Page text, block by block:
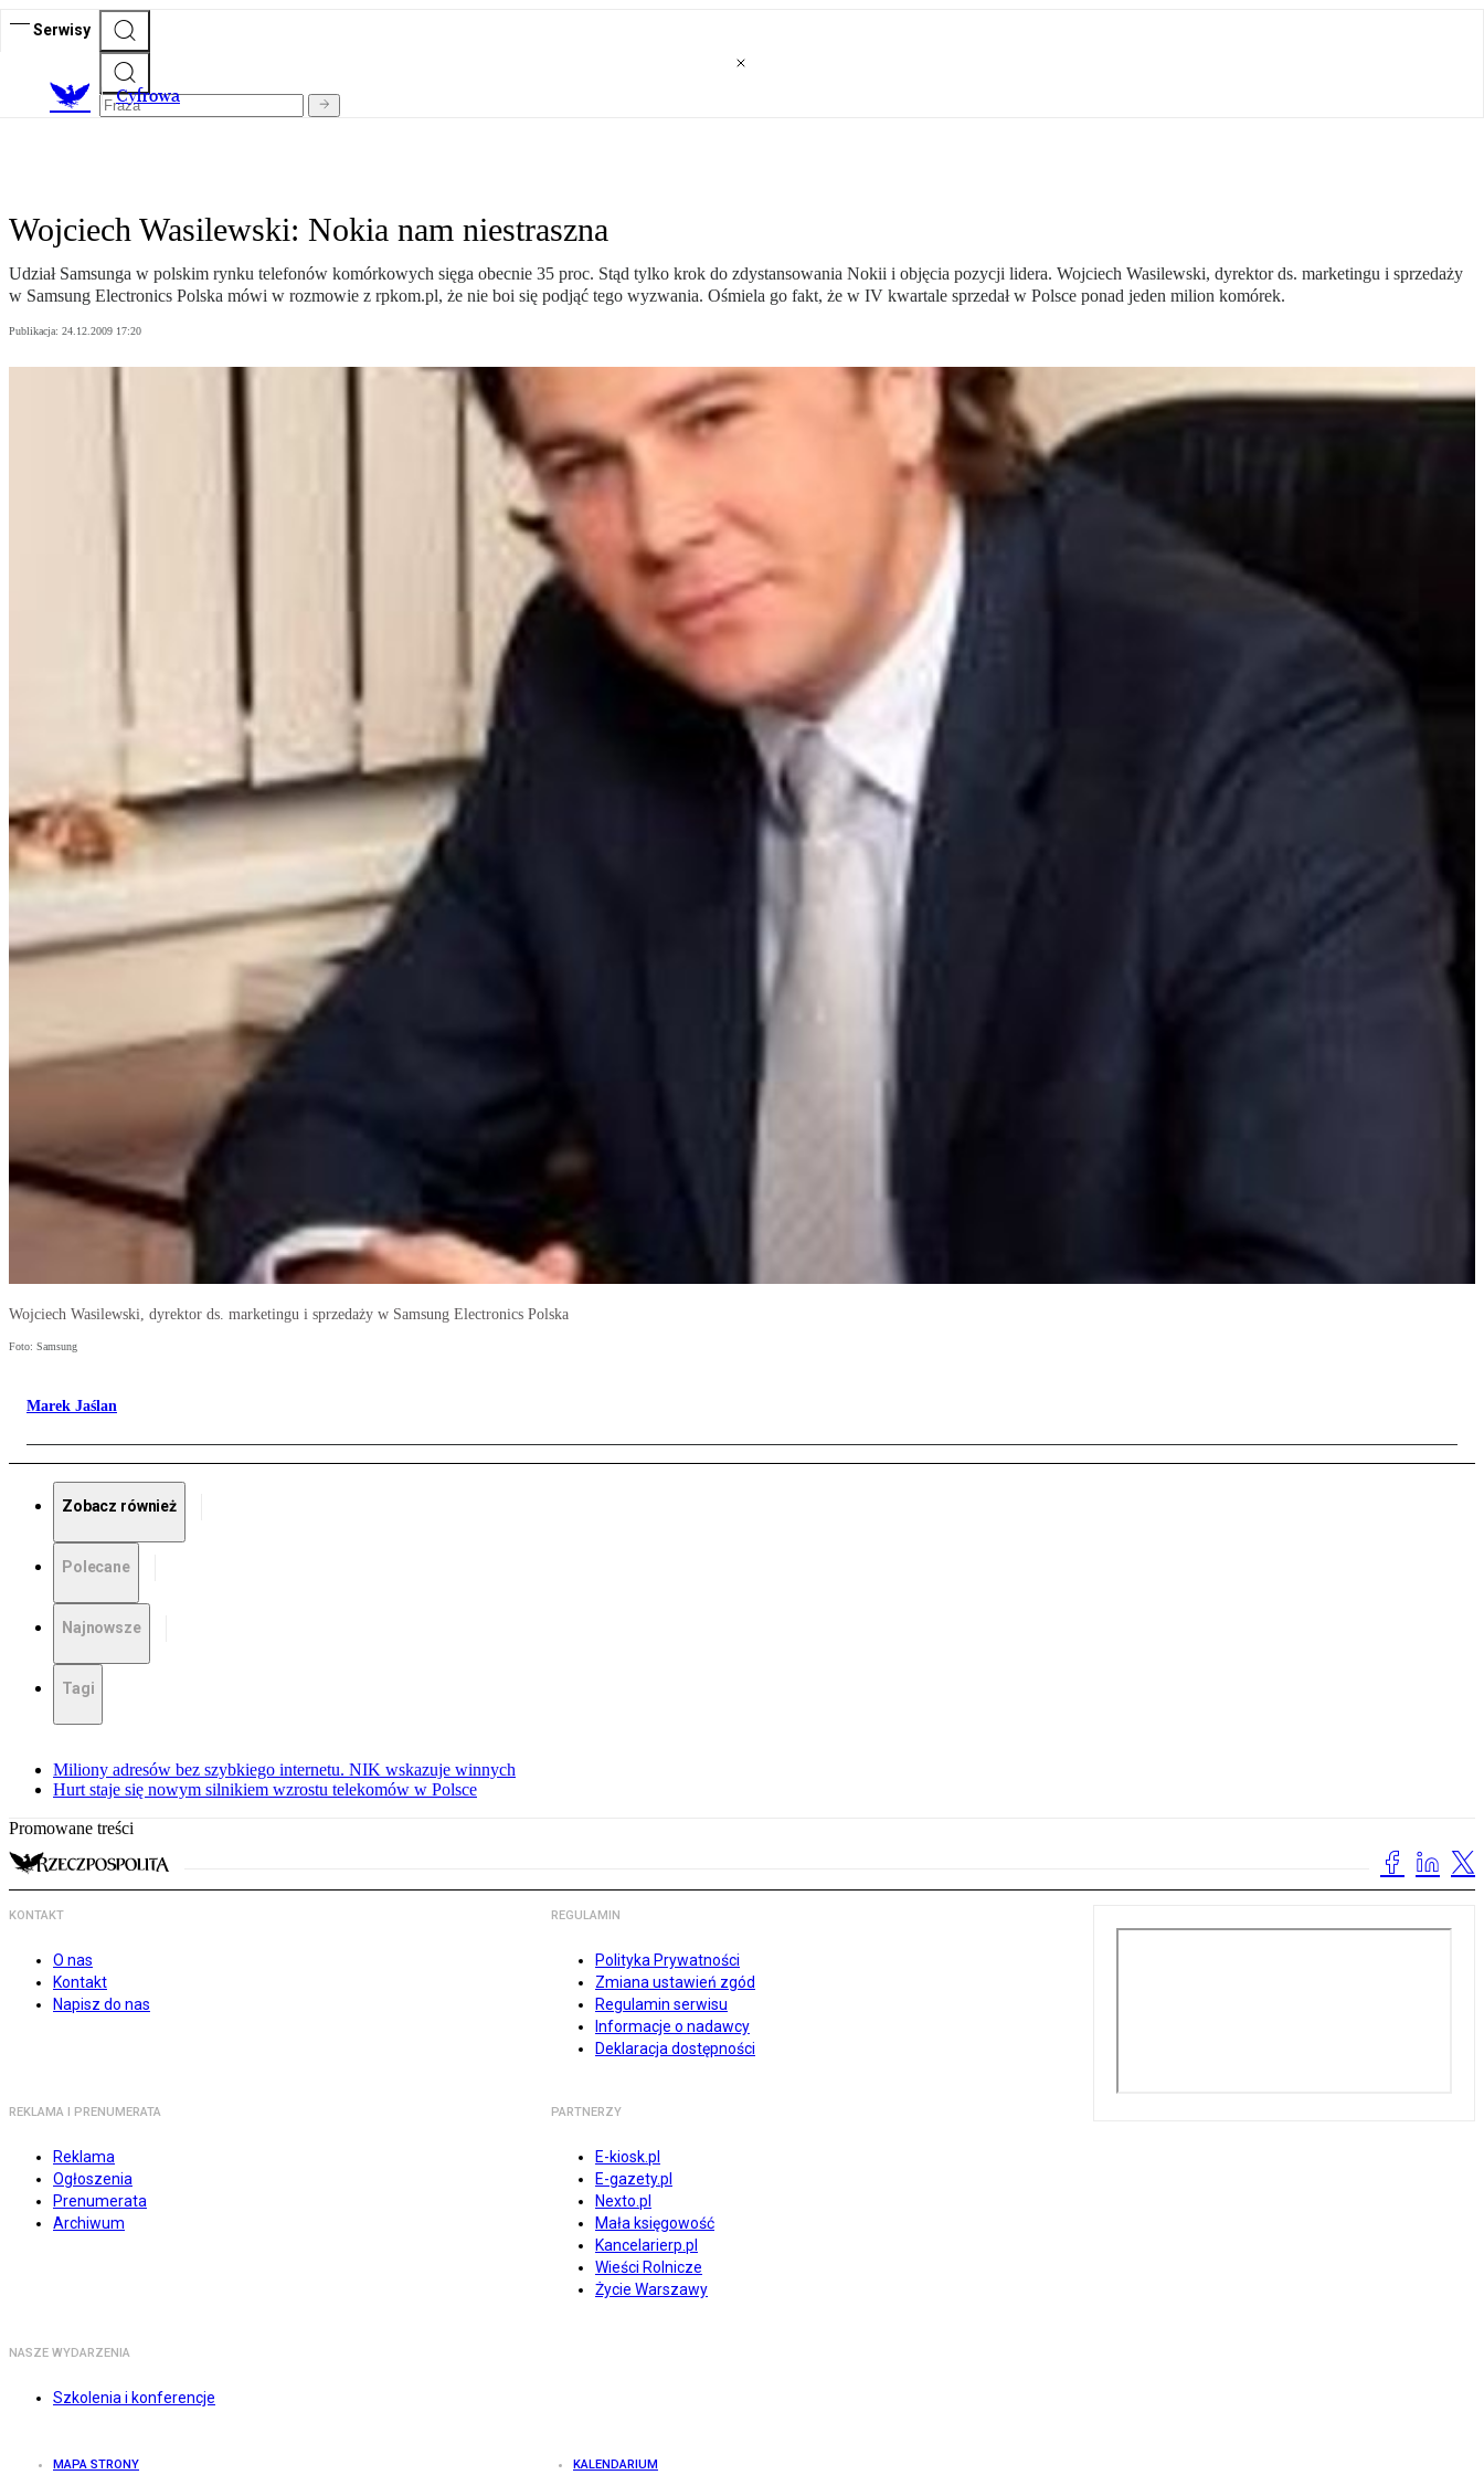
Serwisy
Cyfrowa
Wojciech Wasilewski: Nokia nam niestraszna
Udział Samsunga w polskim rynku telefonów komórkowych sięga obecnie 35 proc. Stąd tylko krok do zdystansowania Nokii i objęcia pozycji lidera. Wojciech Wasilewski, dyrektor ds. marketingu i sprzedaży
w Samsung Electronics Polska mówi w rozmowie z rpkom.pl, że nie boi się podjąć tego wyzwania. Ośmiela go fakt, że w IV kwartale sprzedał w Polsce ponad jeden milion komórek.
Publikacja: 24.12.2009 17:20
Wojciech Wasilewski, dyrektor ds. marketingu i sprzedaży w Samsung Electronics Polska
Foto: Samsung
Marek Jaślan
Zobacz również
Polecane
Najnowsze
Tagi
Miliony adresów bez szybkiego internetu. NIK wskazuje winnych
Hurt staje się nowym silnikiem wzrostu telekomów w Polsce
Promowane treści
KONTAKT
O nas
Kontakt
Napisz do nas
REGULAMIN
Polityka Prywatności
Zmiana ustawień zgód
Regulamin serwisu
Informacje o nadawcy
Deklaracja dostępności
REKLAMA I PRENUMERATA
Reklama
Ogłoszenia
Prenumerata
Archiwum
PARTNERZY
E-kiosk.pl
E-gazety.pl
Nexto.pl
Mała księgowość
Kancelarierp.pl
Wieści Rolnicze
Życie Warszawy
NASZE WYDARZENIA
Szkolenia i konferencje
MAPA STRONY KALENDARIUM